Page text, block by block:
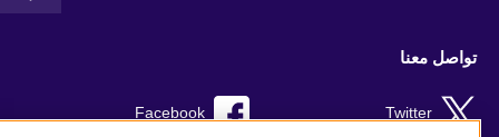
تواصل معنا
Facebook Twitter